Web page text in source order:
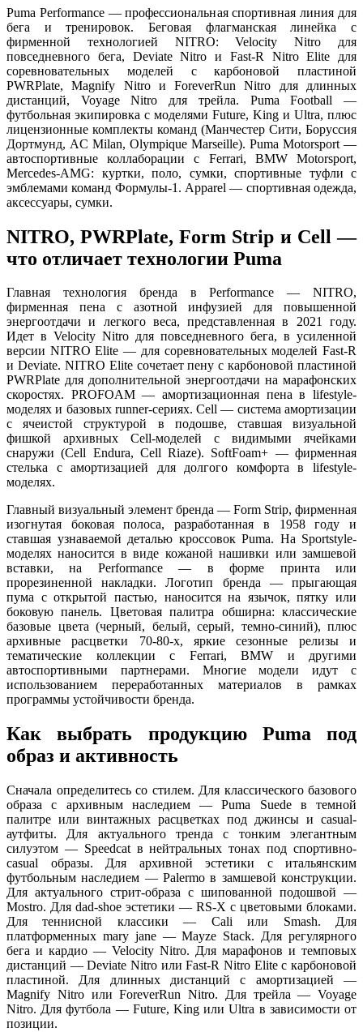
Puma Performance — профессиональная спортивная линия для
бега и тренировок. Беговая флагманская линейка с
фирменной технологией NITRO: Velocity Nitro для
повседневного бега, Deviate Nitro и Fast-R Nitro Elite для
соревновательных моделей с карбоновой пластиной
PWRPlate, Magnify Nitro и ForeverRun Nitro для длинных
дистанций, Voyage Nitro для трейла. Puma Football —
футбольная экипировка с моделями Future, King и Ultra, плюс
лицензионные комплекты команд (Манчестер Сити, Боруссия
Дортмунд, AC Milan, Olympique Marseille). Puma Motorsport —
автоспортивные коллаборации с Ferrari, BMW Motorsport,
Mercedes-AMG: куртки, поло, сумки, спортивные туфли с
эмблемами команд Формулы-1. Apparel — спортивная одежда,
аксессуары, сумки.
NITRO, PWRPlate, Form Strip и Cell —
что отличает технологии Puma
Главная технология бренда в Performance — NITRO,
фирменная пена с азотной инфузией для повышенной
энергоотдачи и легкого веса, представленная в 2021 году.
Идет в Velocity Nitro для повседневного бега, в усиленной
версии NITRO Elite — для соревновательных моделей Fast-R
и Deviate. NITRO Elite сочетает пену с карбоновой пластиной
PWRPlate для дополнительной энергоотдачи на марафонских
скоростях. PROFOAM — амортизационная пена в lifestyle-
моделях и базовых runner-сериях. Cell — система амортизации
с ячеистой структурой в подошве, ставшая визуальной
фишкой архивных Cell-моделей с видимыми ячейками
снаружи (Cell Endura, Cell Riaze). SoftFoam+ — фирменная
стелька с амортизацией для долгого комфорта в lifestyle-
моделях.
Главный визуальный элемент бренда — Form Strip, фирменная
изогнутая боковая полоса, разработанная в 1958 году и
ставшая узнаваемой деталью кроссовок Puma. На Sportstyle-
моделях наносится в виде кожаной нашивки или замшевой
вставки, на Performance — в форме принта или
прорезиненной накладки. Логотип бренда — прыгающая
пума с открытой пастью, наносится на язычок, пятку или
боковую панель. Цветовая палитра обширна: классические
базовые цвета (черный, белый, серый, темно-синий), плюс
архивные расцветки 70-80-х, яркие сезонные релизы и
тематические коллекции с Ferrari, BMW и другими
автоспортивными партнерами. Многие модели идут с
использованием переработанных материалов в рамках
программы устойчивости бренда.
Как выбрать продукцию Puma под
образ и активность
Сначала определитесь со стилем. Для классического базового
образа с архивным наследием — Puma Suede в темной
палитре или винтажных расцветках под джинсы и casual-
аутфиты. Для актуального тренда с тонким элегантным
силуэтом — Speedcat в нейтральных тонах под спортивно-
casual образы. Для архивной эстетики с итальянским
футбольным наследием — Palermo в замшевой конструкции.
Для актуального стрит-образа с шипованной подошвой —
Mostro. Для dad-shoe эстетики — RS-X с цветовыми блоками.
Для теннисной классики — Cali или Smash. Для
платформенных mary jane — Mayze Stack. Для регулярного
бега и кардио — Velocity Nitro. Для марафонов и темповых
дистанций — Deviate Nitro или Fast-R Nitro Elite с карбоновой
пластиной. Для длинных дистанций с амортизацией —
Magnify Nitro или ForeverRun Nitro. Для трейла — Voyage
Nitro. Для футбола — Future, King или Ultra в зависимости от
позиции.